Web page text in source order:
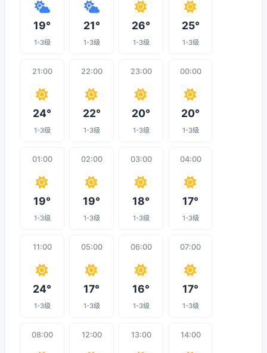
19°
1-3级
21°
1-3级
26°
1-3级
25°
1-3级
21:00
24°
1-3级
22:00
22°
1-3级
23:00
20°
1-3级
00:00
20°
1-3级
01:00
19°
1-3级
02:00
19°
1-3级
03:00
18°
1-3级
04:00
17°
1-3级
11:00
24°
1-3级
05:00
17°
1-3级
06:00
16°
1-3级
07:00
17°
1-3级
08:00 12:00 13:00 14:00